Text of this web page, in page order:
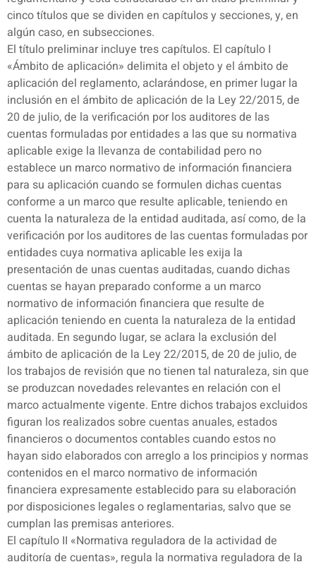
cinco títulos que se dividen en capítulos y secciones, y, en
algún caso, en subsecciones.
El título preliminar incluye tres capítulos. El capítulo I
«Ámbito de aplicación» delimita el objeto y el ámbito de
aplicación del reglamento, aclarándose, en primer lugar la
inclusión en el ámbito de aplicación de la Ley 22/2015, de
20 de julio, de la verificación por los auditores de las
cuentas formuladas por entidades a las que su normativa
aplicable exige la llevanza de contabilidad pero no
establece un marco normativo de información financiera
para su aplicación cuando se formulen dichas cuentas
conforme a un marco que resulte aplicable, teniendo en
cuenta la naturaleza de la entidad auditada, así como, de la
verificación por los auditores de las cuentas formuladas por
entidades cuya normativa aplicable les exija la
presentación de unas cuentas auditadas, cuando dichas
cuentas se hayan preparado conforme a un marco
normativo de información financiera que resulte de
aplicación teniendo en cuenta la naturaleza de la entidad
auditada. En segundo lugar, se aclara la exclusión del
ámbito de aplicación de la Ley 22/2015, de 20 de julio, de
los trabajos de revisión que no tienen tal naturaleza, sin que
se produzcan novedades relevantes en relación con el
marco actualmente vigente. Entre dichos trabajos excluidos
figuran los realizados sobre cuentas anuales, estados
financieros o documentos contables cuando estos no
hayan sido elaborados con arreglo a los principios y normas
contenidos en el marco normativo de información
financiera expresamente establecido para su elaboración
por disposiciones legales o reglamentarias, salvo que se
cumplan las premisas anteriores.
El capítulo II «Normativa reguladora de la actividad de
auditoría de cuentas», regula la normativa reguladora de la